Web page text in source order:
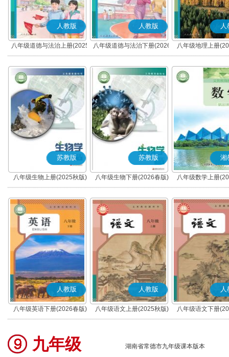
人教版
八年级道德与法治上册(2025
秋版)(部编版)
人教版
八年级道德与法治下册(2026
春版)(部编版)
人
八年级地理上册
苏教版
八年级生物上册(2025秋版)
苏教版
八年级生物下册(2026春版)
湘
八年级数学上册
人教版
八年级英语下册(2026春版)
人教版
八年级语文上册(2025秋版)
(部编版)
人
八年级语文下册
(部编版)
九年级 湖南省常德市九年级课本版本